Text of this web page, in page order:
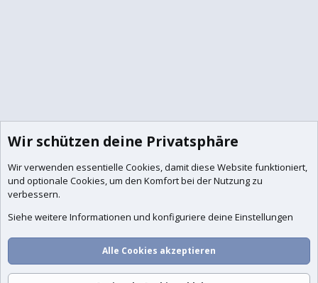
Aktuelles Anmelden Registrieren
Wir schützen deine Privatsphäre
Wir verwenden essentielle Cookies, damit diese Website funktioniert,
und optionale Cookies, um den Komfort bei der Nutzung zu
verbessern.
Siehe weitere Informationen und konfiguriere deine Einstellungen
Alle Cookies akzeptieren